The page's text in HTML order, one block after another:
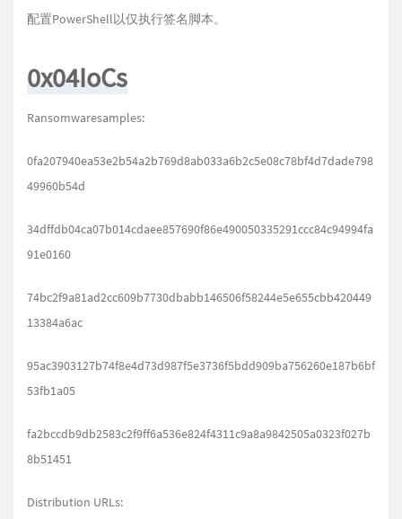
配置PowerShell以仅执行签名脚本。
0x04IoCs
Ransomwaresamples:
0fa207940ea53e2b54a2b769d8ab033a6b2c5e08c78bf4d7dade798
49960b54d
34dffdb04ca07b014cdaee857690f86e490050335291ccc84c94994fa
91e0160
74bc2f9a81ad2cc609b7730dbabb146506f58244e5e655cbb420449
13384a6ac
95ac3903127b74f8e4d73d987f5e3736f5bdd909ba756260e187b6bf
53fb1a05
fa2bccdb9db2583c2f9ff6a536e824f4311c9a8a9842505a0323f027b
8b51451
Distribution URLs: